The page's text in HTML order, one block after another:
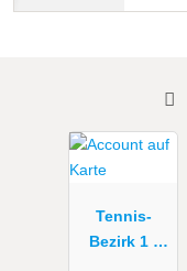
Tennis-
Bezirk 1 -